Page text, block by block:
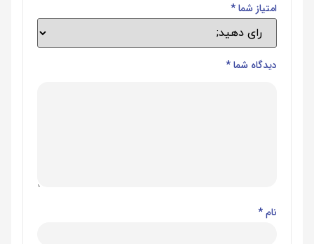
امتیاز شما*
دیدگاه شما*
نام*